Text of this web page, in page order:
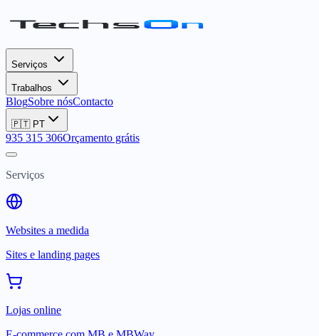
Serviços
Trabalhos
BlogSobre nósContacto
🇵🇹 PT
935 315 306Orçamento grátis
Serviços
Websites a medida
Sites e landing pages
Lojas online